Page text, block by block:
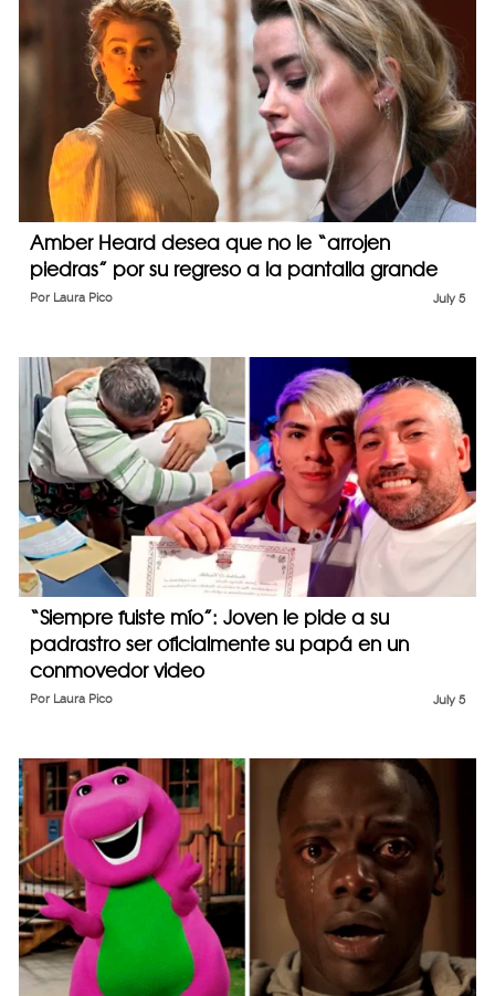
Amber Heard desea que no le “arrojen
piedras” por su regreso a la pantalla grande
July 5
Por Laura Pico
“Siempre fuiste mío”: Joven le pide a su
padrastro ser oficialmente su papá en un
conmovedor video
July 5
Por Laura Pico